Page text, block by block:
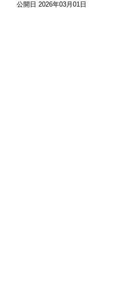
公開日 2026年03月01日